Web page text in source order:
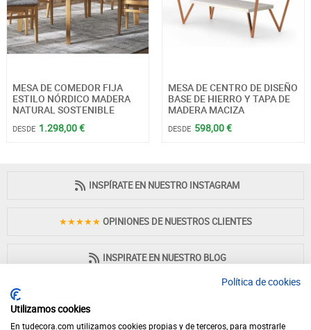
MESA DE COMEDOR FIJA
ESTILO NÓRDICO MADERA
NATURAL SOSTENIBLE
DESDE 1.298,00 €
MESA DE CENTRO DE DISEÑO
BASE DE HIERRO Y TAPA DE
MADERA MACIZA
DESDE 598,00 €
INSPÍRATE EN NUESTRO INSTAGRAM
★★★★★ OPINIONES DE NUESTROS CLIENTES
INSPIRATE EN NUESTRO BLOG
Política de cookies
Utilizamos cookies
En tudecora.com utilizamos cookies propias y de terceros, para mostrarle